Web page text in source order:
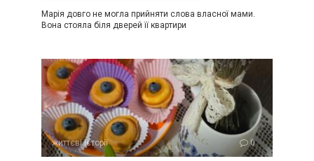
Марія довго не могла прийняти слова власної мами.
Вона стояла біля дверей її квартири
життєві історії 0